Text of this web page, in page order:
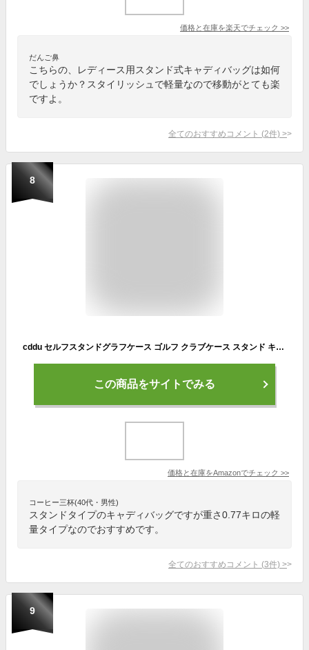
価格と在庫を楽天でチェック >>
だんご鼻
こちらの、レディース用スタンド式キャディバッグは如何
でしょうか？スタイリッシュで軽量なので移動がとても楽
ですよ。
全てのおすすめコメント (2件) >
8
cddu セルフスタンドグラフケース ゴルフ クラブケース スタンド キャディバッグ メンズ レディース 練習用 大容量 超軽量 防水 ７本収納 フード ポケット ストラップ付き
この商品をサイトでみる
価格と在庫をAmazonでチェック >>
コーヒー三杯(40代・男性)
スタンドタイプのキャディバッグですが重さ0.77キロの軽
量タイプなのでおすすめです。
全てのおすすめコメント (3件) >
9